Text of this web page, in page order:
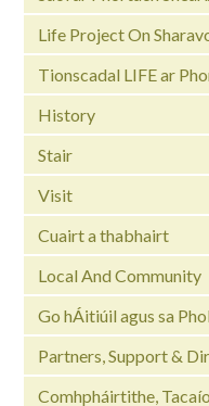
Life Project On
Tionscadal LIFE ar
History
Stair
Visit
Cuairt a thabhairt
Local And Community
Go hÁitiúil agus sa
Partners, Support &
Comhpháirtithe,